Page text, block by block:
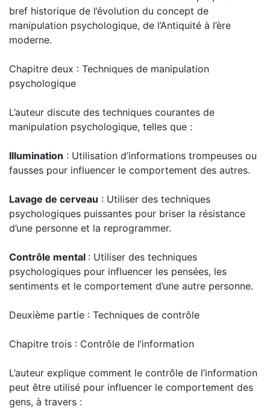
bref historique de l’évolution du concept de
manipulation psychologique, de l’Antiquité à l’ère
moderne.
Chapitre deux : Techniques de manipulation
psychologique
L’auteur discute des techniques courantes de
manipulation psychologique, telles que :
Illumination : Utilisation d’informations trompeuses ou
fausses pour influencer le comportement des autres.
Lavage de cerveau : Utiliser des techniques
psychologiques puissantes pour briser la résistance
d’une personne et la reprogrammer.
Contrôle mental : Utiliser des techniques
psychologiques pour influencer les pensées, les
sentiments et le comportement d’une autre personne.
Deuxième partie : Techniques de contrôle
Chapitre trois : Contrôle de l’information
L’auteur explique comment le contrôle de l’information
peut être utilisé pour influencer le comportement des
gens, à travers :